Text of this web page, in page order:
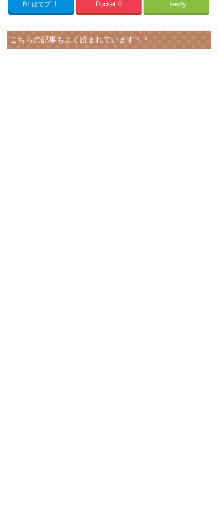
B! はてブ 1 Pocket 0 feedly
こちらの記事もよく読まれています＾＾